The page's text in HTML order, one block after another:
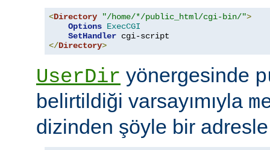
<Directory "/home/*/public_html/cgi-bin/">
Options ExecCGI
SetHandler
</Directory>
UserDir yönergesinde
belirtildiği varsayımıyla
dizinden şöyle bir